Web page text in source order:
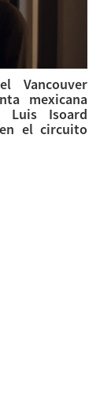
Vancouver
mexicana
Luis Isoard
el circuito